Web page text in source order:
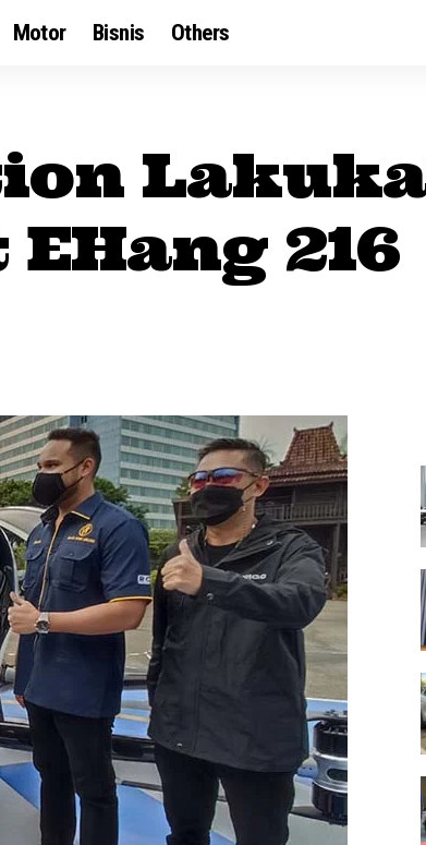
Motor Bisnis Others
216